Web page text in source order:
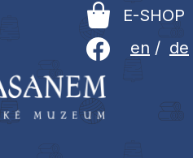
en / de
E-SHOP